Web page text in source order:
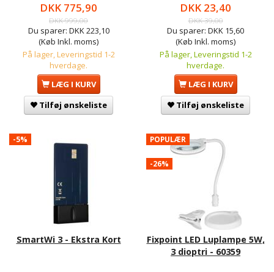
DKK 775,90
DKK 999,00
Du sparer: DKK 223,10
(Køb Inkl. moms)
På lager, Leveringstid 1-2
hverdage.
LÆG I KURV
Tilføj ønskeliste
DKK 23,40
DKK 39,00
Du sparer: DKK 15,60
(Køb Inkl. moms)
På lager, Leveringstid 1-2
hverdage.
LÆG I KURV
Tilføj ønskeliste
-5%
SmartWi 3 - Ekstra Kort
POPULÆR
-26%
Fixpoint LED Luplampe 5W,
3 dioptri - 60359